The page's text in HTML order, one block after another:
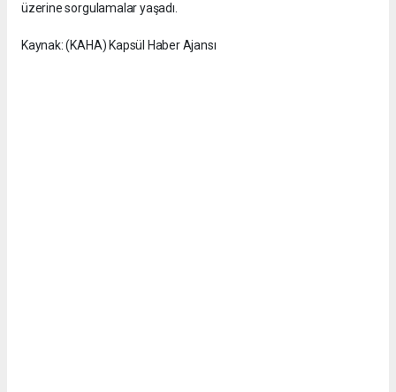
üzerine sorgulamalar yaşadı.
Kaynak: (KAHA) Kapsül Haber Ajansı